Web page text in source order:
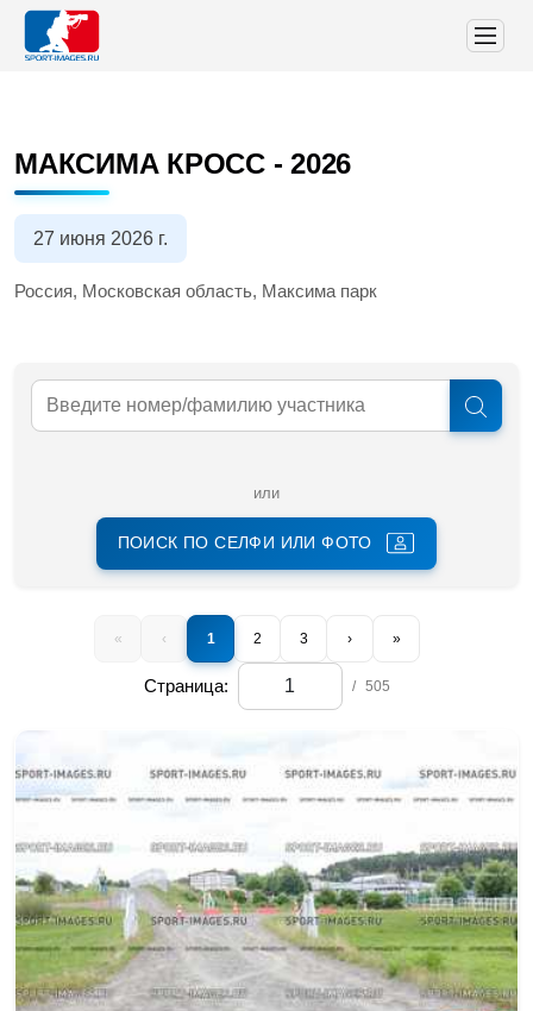
МАКСИМА КРОСС - 2026
27 июня 2026 г.
Россия, Московская область, Максима парк
или
ПОИСК ПО СЕЛФИ ИЛИ ФОТО
« ‹ 1 2 3 › »
Страница: / 505